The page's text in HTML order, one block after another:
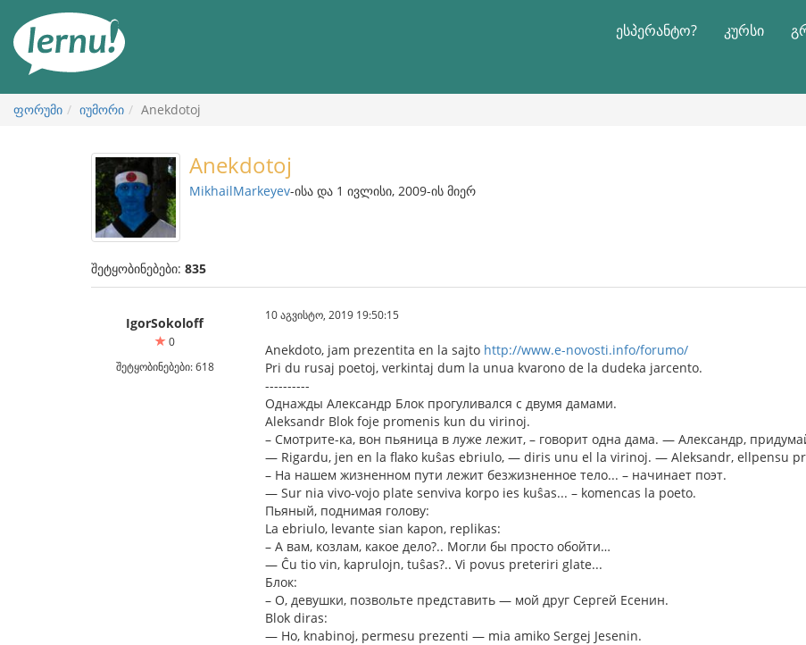
ნახვა
ესპერანტო? კურსი
ფორუმი იუმორი Anekdotoj
Anekdotoj
MikhailMarkeyev-ისა და 1 ივლისი, 2009-ის მიერ
შეტყობინებები: 835
IgorSokoloff
0
შეტყობინებები: 618
10 აგვისტო, 2019 19:50:15
Anekdoto, jam prezentita en la sajto http://www.e-novosti.info/forumo/
Pri du rusaj poetoj, verkintaj dum la unua kvarono de la dudeka jarcento.
----------
Однажды Александр Блок прогуливался с двумя дамами.
Aleksandr Blok foje promenis kun du virinoj.
– Смотрите-ка, вон пьяница в луже лежит, – говорит одна дама. — Александр,
— Rigardu, jen en la flako kuŝas ebriulo, — diris unu el la virinoj. — Aleksandr, ellpensu
– На нашем жизненном пути лежит безжизненное тело... – начинает поэт.
— Sur nia vivo-vojo plate senviva korpo ies kuŝas... – komencas la poeto.
Пьяный, поднимая голову:
La ebriulo, levante sian kapon, replikas:
– А вам, козлам, какое дело?.. Могли бы просто обойти…
— Ĉu tio vin, kaprulojn, tuŝas?.. Vi povus preteriri glate...
Блок:
– О, девушки, позвольте представить — мой друг Сергей Есенин.
Blok diras:
— Ho, knabinoj, permesu prezenti — mia amiko Sergej Jesenin.